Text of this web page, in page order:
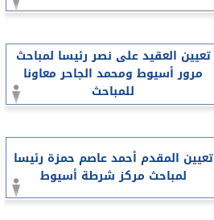
تعيين العقيد على نصر رئيسا لمباحث
مرور أسيوط ومحمد الجاحر معاونا
للمباحث
تعيين المقدم أحمد عاصم حمزة رئيسا
لمباحث مركز شرطة أسيوط